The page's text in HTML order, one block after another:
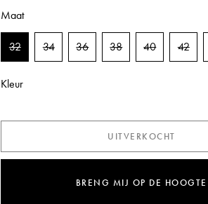
Maat
32 34 36 38 40 42
Kleur
UITVERKOCHT
BRENG MIJ OP DE HOOGTE